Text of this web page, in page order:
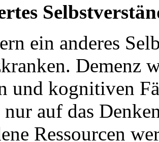
ein anderes
Demenz
und kognitiven
nur auf das
Ressourcen